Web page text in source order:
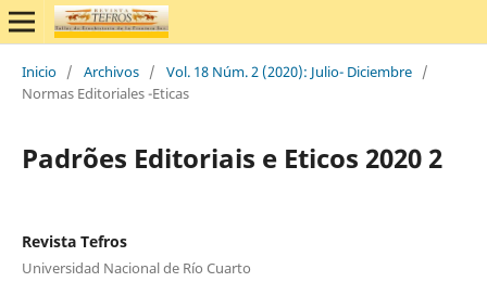
Inicio / Archivos / Vol. 18 Núm. 2 (2020): Julio- Diciembre /
Normas Editoriales -Eticas
Padrões Editoriais e Eticos 2020 2
Revista Tefros
Universidad Nacional de Río Cuarto